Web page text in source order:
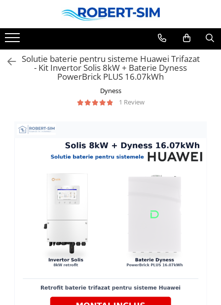
Solutie baterie pentru sisteme Huawei Trifazat
- Kit Invertor Solis 8kW + Baterie Dyness
PowerBrick PLUS 16.07kWh
Dyness
1 Review